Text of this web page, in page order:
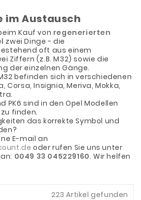
im Austausch
Kauf von regenerierten
zwei Dinge - die
oft aus einem
Ziffern (z.B. M32) sowie die
der einzelnen Gänge.
befinden sich in verschiedenen
Corsa, Insignia, Meriva, Mokka,
PK6 sind in den Opel Modellen
finden.
das korrekte Symbol und
E-mail an
oder rufen Sie uns unter
0049 33 045229160. Wir helfen
223 Artikel gefunden